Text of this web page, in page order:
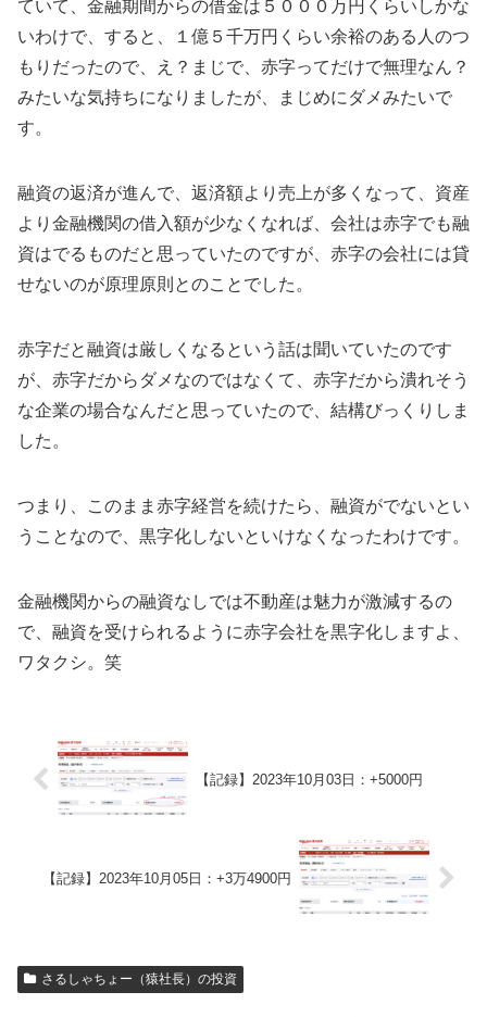
ていて、金融期間からの借金は５０００万円くらいしかな
いわけで、すると、１億５千万円くらい余裕のある人のつ
もりだったので、え？まじで、赤字ってだけで無理なん？
みたいな気持ちになりましたが、まじめにダメみたいで
す。
融資の返済が進んで、返済額より売上が多くなって、資産
より金融機関の借入額が少なくなれば、会社は赤字でも融
資はでるものだと思っていたのですが、赤字の会社には貸
せないのが原理原則とのことでした。
赤字だと融資は厳しくなるという話は聞いていたのです
が、赤字だからダメなのではなくて、赤字だから潰れそう
な企業の場合なんだと思っていたので、結構びっくりしま
した。
つまり、このまま赤字経営を続けたら、融資がでないとい
うことなので、黒字化しないといけなくなったわけです。
金融機関からの融資なしでは不動産は魅力が激減するの
で、融資を受けられるように赤字会社を黒字化しますよ、
ワタクシ。笑
【記録】2023年10月03日：+5000円
【記録】2023年10月05日：+3万4900円
さるしゃちょー（猿社長）の投資